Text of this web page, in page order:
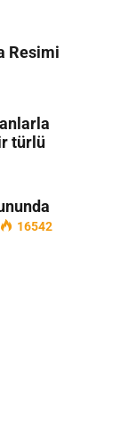
Resimi
türlü
16542